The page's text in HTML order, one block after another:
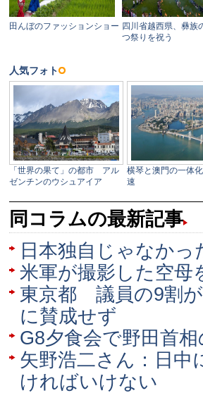
同コラムの最新記事
日本独自じゃなか
米軍が撮影した空母
東京都 議員の9割が
に賛成せず
G8夕食会で野田首
矢野浩二さん：日中
ければいけない